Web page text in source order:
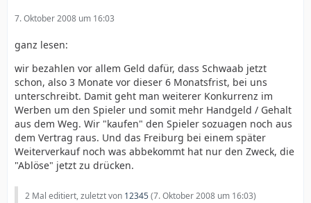
7. Oktober 2008 um 16:03
ganz lesen:
wir bezahlen vor allem Geld dafür, dass Schwaab jetzt
schon, also 3 Monate vor dieser 6 Monatsfrist, bei uns
unterschreibt. Damit geht man weiterer Konkurrenz im
Werben um den Spieler und somit mehr Handgeld / Gehalt
aus dem Weg. Wir "kaufen" den Spieler sozuagen noch aus
dem Vertrag raus. Und das Freiburg bei einem später
Weiterverkauf noch was abbekommt hat nur den Zweck, die
"Ablöse" jetzt zu drücken.
2 Mal editiert, zuletzt von 12345(7. Oktober 2008 um 16:03)